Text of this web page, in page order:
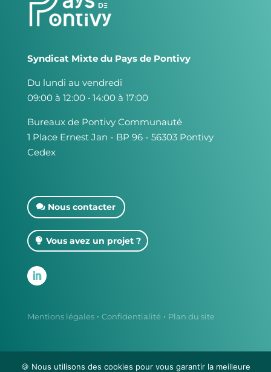
Syndicat Mixte du Pays de Pontivy
Du lundi au vendredi
09:00 à 12:00 • 14:00 à 17:00
Bureaux de Pontivy Communauté
1 Place Ernest Jan - BP 96 - 56303 Pontivy
Cedex
Nous contacter
Vous avez un projet ?
Mentions légales· Confidentialité · Plan du site
Fait avec ♡ en Bretagne parBreizh tandem
🍪 Nous utilisons des cookies pour vous garantir la meilleure